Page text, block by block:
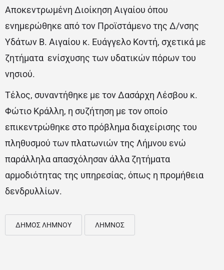
Αποκεντρωμένη Διοίκηση Αιγαίου όπου
ενημερώθηκε από τον Προϊστάμενο της Δ/νσης
Υδάτων Β. Αιγαίου κ. Ευάγγελο Κοντή, σχετικά με
ζητήματα ενίσχυσης των υδατικών πόρων του
νησιού.
Τέλος, συναντήθηκε με τον Δασάρχη Λέσβου κ.
Φώτιο Κράλλη, η συζήτηση με τον οποίο
επικεντρώθηκε στο πρόβλημα διαχείρισης του
πληθυσμού των πλατωνιών της Λήμνου ενώ
παράλληλα απασχόλησαν άλλα ζητήματα
αρμοδιότητας της υπηρεσίας, όπως η προμήθεια
δενδρυλλίων.
ΔΗΜΟΣ ΛΗΜΝΟΥ ΛΗΜΝΟΣ